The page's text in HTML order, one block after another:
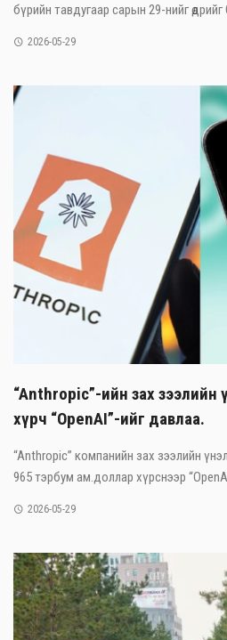
бүрийн тавдугаар сарын 29-нийг өдрийг
2026-05-29
“Anthropic”-ийн зах зээлийн
хүрч “OpenAI”-ийг давлаа.
“Anthropic” компанийн зах зээлийн
965 тэрбум ам.доллар хүрснээр
2026-05-29